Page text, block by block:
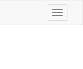
Toggle